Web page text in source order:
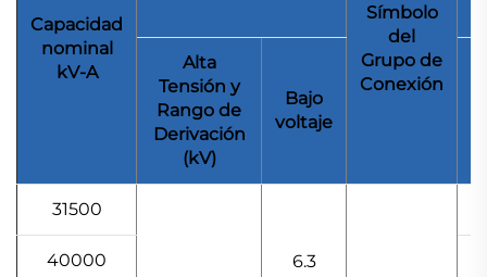
Capacidad
nominal
kV-A
Símbolo
del
Grupo de
Conexión
Alta
Tensión y
Rango de
Derivación
(kV)
Bajo
voltaje
31500
6.3
40000